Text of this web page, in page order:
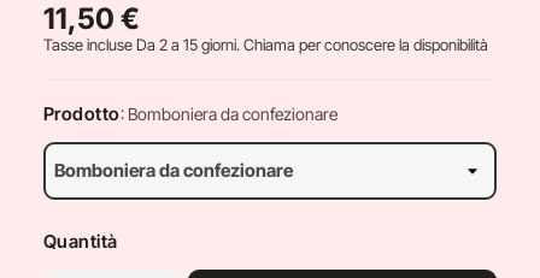
11,50 €
Tasse incluseDa 2 a 15 giorni. Chiama per conoscere la disponibilità
Prodotto: Bomboniera da confezionare
Quantità